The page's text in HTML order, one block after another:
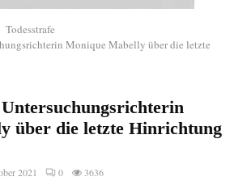
Todesstrafe
Monique Mabelly über die letzte
über die letzte Hinrichtung
2021 0 3636